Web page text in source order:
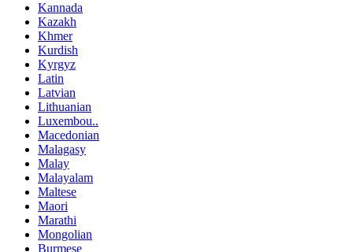
Kannada
Kazakh
Khmer
Kurdish
Kyrgyz
Latin
Latvian
Lithuanian
Luxembou..
Macedonian
Malagasy
Malay
Malayalam
Maltese
Maori
Marathi
Mongolian
Burmese